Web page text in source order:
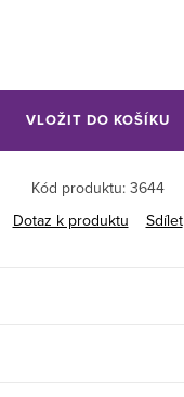
VLOŽIT DO KOŠÍKU
Kód produktu: 3644
Dotaz k produktu
Sdílet